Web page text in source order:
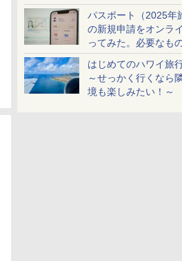
配・来場前に必要な
パスポート（2025年
の新規申請をオンラ
ってみた。必要なも
ホとマイナカードの
はじめてのハワイ旅
～せっかく行くなら
境も楽しみたい！～